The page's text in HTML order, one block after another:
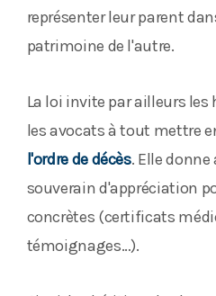
représenter leur parent
patrimoine de l'autre.
La loi invite par ailleurs les
les avocats à tout mettre
l'ordre de décès. Elle
souverain d'appréciation
concrètes (certificats
témoignages…).